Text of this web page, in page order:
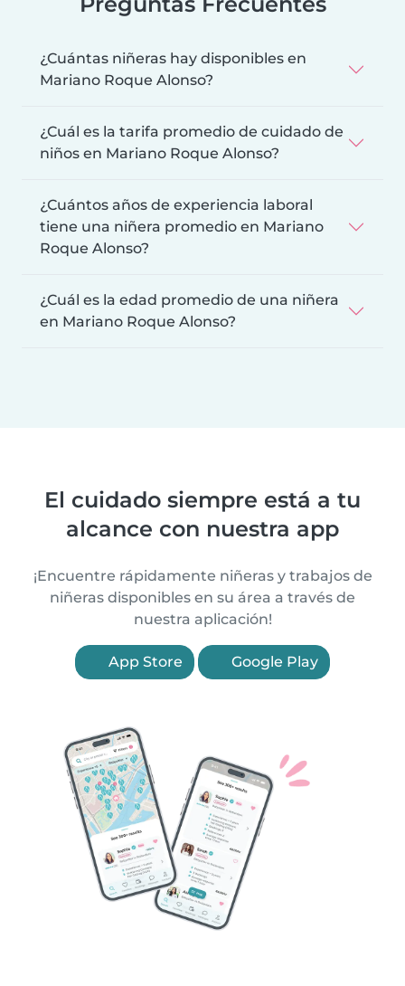
¿Cuántas niñeras hay disponibles en
Mariano Roque Alonso?
¿Cuál es la tarifa promedio de cuidado de
niños en Mariano Roque Alonso?
¿Cuántos años de experiencia laboral
tiene una niñera promedio en Mariano
Roque Alonso?
¿Cuál es la edad promedio de una niñera
en Mariano Roque Alonso?
El cuidado siempre está a tu
alcance con nuestra app
¡Encuentre rápidamente niñeras y trabajos de
niñeras disponibles en su área a través de
nuestra aplicación!
App Store Google Play